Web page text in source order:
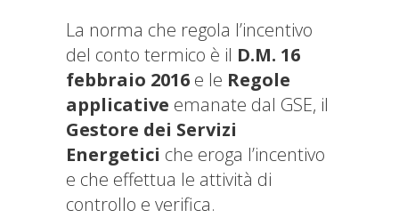
La norma che regola l’incentivo
del conto termico è il D.M. 16
febbraio 2016 e le Regole
applicative emanate dal GSE, il
Gestore dei Servizi
Energetici che eroga l’incentivo
e che effettua le attività di
controllo e verifica.